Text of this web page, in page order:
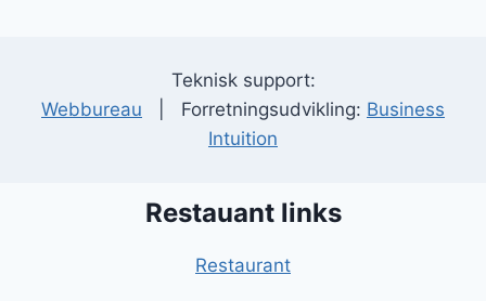
Teknisk support:
Webbureau | Forretningsudvikling: Business
Intuition
Restauant links
Restaurant